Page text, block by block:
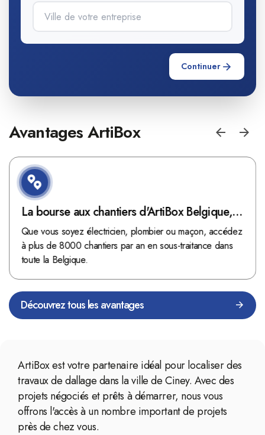
Continuer
Avantages ArtiBox
La bourse aux chantiers d'ArtiBox Belgique,
véritable mine d'or !
Que vous soyez électricien, plombier ou maçon, accédez
à plus de 8000 chantiers par an en sous-traitance dans
toute la Belgique.
Découvrez tous les avantages
ArtiBox est votre partenaire idéal pour localiser des
travaux de dallage dans la ville de Ciney. Avec des
projets négociés et prêts à démarrer, nous vous
offrons l'accès à un nombre important de projets
près de chez vous.